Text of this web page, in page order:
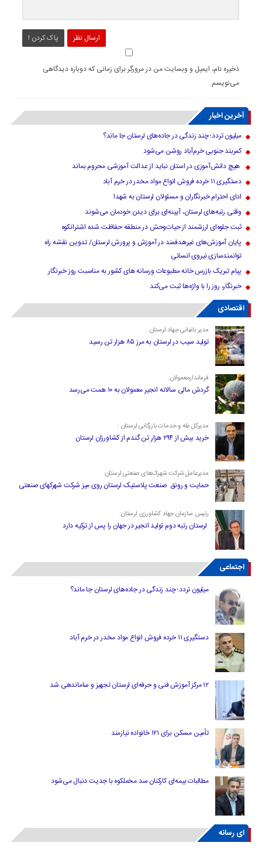
ارسال نظر پاک کردن !
ذخیره نام، ایمیل و وبسایت من در مرورگر برای زمانی که دوباره دیدگاهی
می‌نویسم.
آخرین اخبار
میلیون تردد؛ چند زندگی در جاده‌های لرستان جا ماند؟
کمربند جنوبی خرم‌‌آباد روشن می‌شود
هیچ دانش‌آموزی در استان نباید از عدالت آموزشی محروم بماند
دستگیری ۱۱ خرده فروش انواع مواد مخدر در خرم آباد
ادای احترام خبرنگاران و مسئولان لرستان به شهدا
وقتی رتبه‌های لرستان، آیینه‌ای برای دیدن خودمان می‌شوند
ثبت جلوه‌ای ارزشمند از حیات‌وحش در منطقه حفاظت شده اشترانکوه
پایان آموزش‌های غیرهدفمند در آموزش و پرورش لرستان/ تدوین نقشه راه
توانمندسازی نیروی انسانی
پیام تبریک بازرس خانه مطبوعات ورسانه های کشور به مناسبت روز خبرنگار
خبرنگار، روز را با واژه‌ها ثبت می‌کند
اقتصادی
مدیر باغبانی جهاد لرستان :
تولید سیب در لرستان به مرز ۸۵ هزار تن رسید
فرماندارمعمولان:
گردش مالی سالانه انجیر معمولان به ۱۰ همت می‌رسد
مدیرکل غله و خدمات بازرگانی لرستان :
خرید بیش از ۲۹۴ هزار تن گندم از کشاورزان لرستان
مدیرعامل شرکت شهرک‌های صنعتی لرستان:
حمایت و رونق صنعت پلاستیک لرستان روی میز شرکت شهرکهای صنعتی
رئیس سازمان جهاد کشاورزی لرستان:
لرستان رتبه دوم تولید انجیر در جهان را پس از ترکیه دارد
اجتماعی
میلیون تردد؛ چند زندگی در جاده‌های لرستان جا ماند؟
دستگیری ۱۱ خرده فروش انواع مواد مخدر در خرم آباد
۱۲ مرکز آموزش فنی و حرفه‌ای لرستان تجهیز و ساماندهی شد
تأمین مسکن برای ۱۲۱ خانواده نیازمند
مطالبات بیمه‌ای کارکنان سد مخملکوه با جدیت دنبال می‌شود
ای رسانه